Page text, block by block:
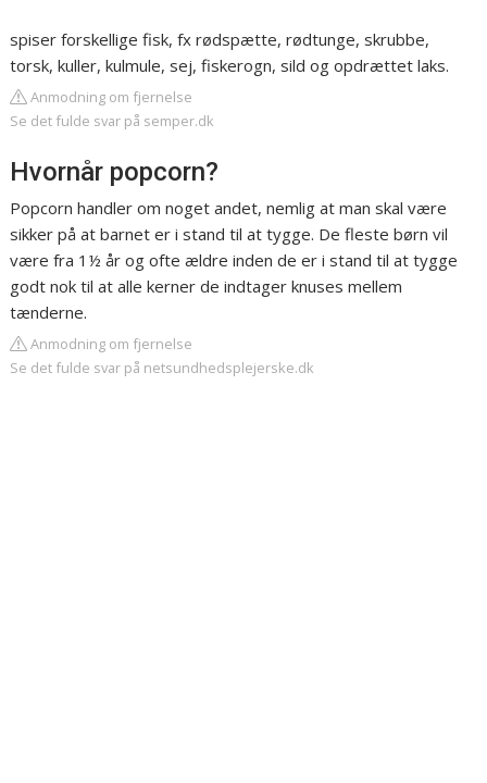
spiser forskellige fisk, fx rødspætte, rødtunge, skrubbe,
torsk, kuller, kulmule, sej, fiskerogn, sild og opdrættet laks.
Anmodning om fjernelse
Se det fulde svar på semper.dk
Hvornår popcorn?
Popcorn handler om noget andet, nemlig at man skal være
sikker på at barnet er i stand til at tygge. De fleste børn vil
være fra 1½ år og ofte ældre inden de er i stand til at tygge
godt nok til at alle kerner de indtager knuses mellem
tænderne.
Anmodning om fjernelse
Se det fulde svar på netsundhedsplejerske.dk